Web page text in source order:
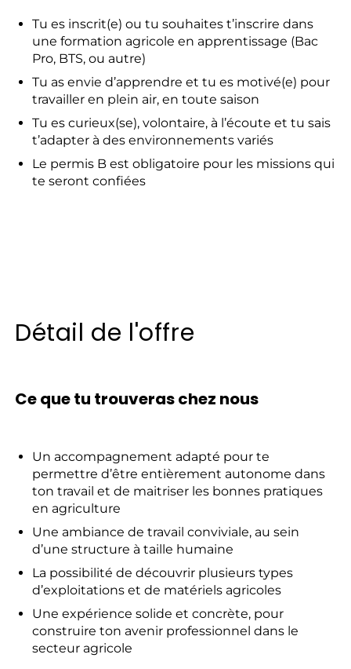
Tu es inscrit(e) ou tu souhaites t’inscrire dans
une formation agricole en apprentissage (Bac
Pro, BTS, ou autre)
Tu as envie d’apprendre et tu es motivé(e) pour
travailler en plein air, en toute saison
Tu es curieux(se), volontaire, à l’écoute et tu sais
t’adapter à des environnements variés
Le permis B est obligatoire pour les missions qui
te seront confiées
Détail de l'offre
Ce que tu trouveras chez nous
Un accompagnement adapté pour te
permettre d’être entièrement autonome dans
ton travail et de maitriser les bonnes pratiques
en agriculture
Une ambiance de travail conviviale, au sein
d’une structure à taille humaine
La possibilité de découvrir plusieurs types
d’exploitations et de matériels agricoles
Une expérience solide et concrète, pour
construire ton avenir professionnel dans le
secteur agricole